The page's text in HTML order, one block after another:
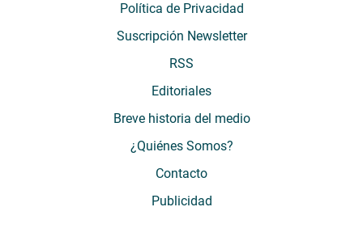
Política de Privacidad
Suscripción Newsletter
RSS
Editoriales
Breve historia del medio
¿Quiénes Somos?
Contacto
Publicidad